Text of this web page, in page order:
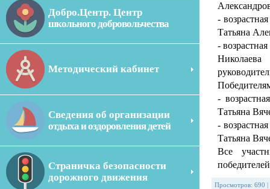
Добро.Центр. Центр
школьного добровольчества
Методический кабинет
Сведения об организации
отдыха и оздоровления детей
Страничка безопасности
дорожного движения
-
Татьяна
-
-
Татьяна
-
Татьяна
Все
Просмотров: 690